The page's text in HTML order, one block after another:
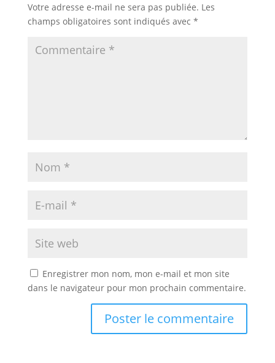
Votre adresse e-mail ne sera pas publiée. Les
champs obligatoires sont indiqués avec *
Enregistrer mon nom, mon e-mail et mon site
dans le navigateur pour mon prochain commentaire.